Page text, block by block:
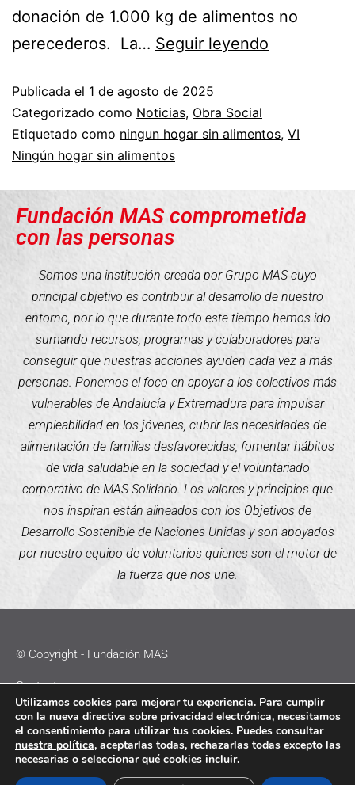
donación de 1.000 kg de alimentos no
perecederos. La… Seguir leyendo
Publicada el 1 de agosto de 2025
Categorizado como Noticias, Obra Social
Etiquetado como ningun hogar sin alimentos, VI
Ningún hogar sin alimentos
Fundación MAS comprometida
con las personas
Somos una institución creada por Grupo MAS cuyo
principal objetivo es contribuir al desarrollo de nuestro
entorno, por lo que durante todo este tiempo hemos ido
sumando recursos, programas y colaboradores para
conseguir que nuestras acciones ayuden cada vez a más
personas. Ponemos el foco en apoyar a los colectivos más
vulnerables de Andalucía y Extremadura para impulsar
empleabilidad en los jóvenes, cubrir las necesidades de
alimentación de familias desfavorecidas, fomentar hábitos
de vida saludable en la sociedad y el voluntariado
corporativo de MAS Solidario. Los valores y principios que
nos inspiran están alineados con los Objetivos de
Desarrollo Sostenible de Naciones Unidas y son apoyados
por nuestro equipo de voluntarios quienes son el motor de
la fuerza que nos une.
© Copyright - Fundación MAS
Contacto
Política de Cookies
Política de Privacidad
Aviso Legal
Utilizamos cookies para mejorar tu experiencia. Para cumplir
con la nueva directiva sobre privacidad electrónica, necesitamos
el consentimiento para utilizar tus cookies. Puedes consultar
nuestra política, aceptarlas todas, rechazarlas todas excepto las
necesarias o seleccionar qué cookies incluir.